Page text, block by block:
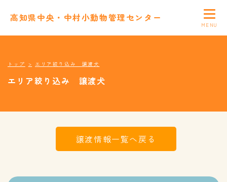
高知県中央・中村小動物管理センター
トップ エリア絞り込み 譲渡犬
エリア絞り込み 譲渡犬
譲渡情報一覧へ戻る